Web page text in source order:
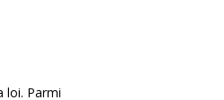
loi. Parmi